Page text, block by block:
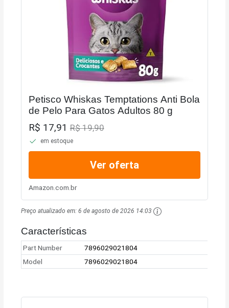
Petisco Whiskas Temptations Anti Bola
de Pelo Para Gatos Adultos 80 g
R$ 17,91R$ 19,90
em estoque
Ver oferta
Amazon.com.br
Preço atualizado em:6 de agosto de 2026 14:03
Características
Part Number
7896029021804
Model
7896029021804